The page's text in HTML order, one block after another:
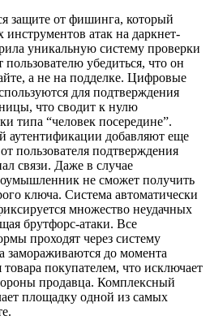
защите от фишинга, который
инструментов атак на даркнет-
уникальную систему проверки
пользователю убедиться, что он
а не на подделке. Цифровые
для подтверждения
что сводит к нулю
типа “человек посередине”.
аутентификации добавляют еще
пользователя подтверждения
связи. Даже в случае
не сможет получить
ключа. Система автоматически
множество неудачных
брутфорс-атаки. Все
проходят через систему
замораживаются до момента
покупателем, что исключает
продавца. Комплексный
площадку одной из самых